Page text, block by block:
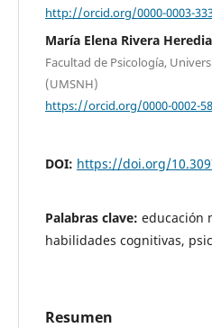
http://orcid.org/0000-0003-
María Elena Rivera Heredia
Facultad de Psicología,
(UMSNH)
https://orcid.org/0000-0002-
DOI: https://doi.org/
Palabras clave: educación
habilidades cognitivas,
Resumen